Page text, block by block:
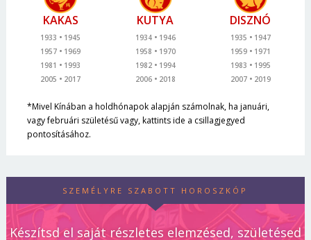
KAKAS
1933
1945
1957
1969
1981
1993
2005
2017
KUTYA
1934
1946
1958
1970
1982
1994
2006
2018
DISZNÓ
1935
1947
1959
1971
1983
1995
2007
2019
*Mivel Kínában a holdhónapok alapján számolnak, ha januári,
vagy februári születésű vagy, kattints ide a csillagjegyed
pontosításához.
SZEMÉLYRE SZABOTT HOROSZKÓP
Készítsd el saját részletes elemzésed, születésed